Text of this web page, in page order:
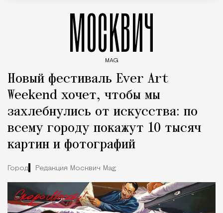
МОСКВИЧ
MAG
Новый фестиваль Ever Art
Weekend хочет, чтобы мы
захлебнулись от искусства: по
всему городу покажут 10 тысяч
картин и фотографий
Город Редакция Москвич Mag